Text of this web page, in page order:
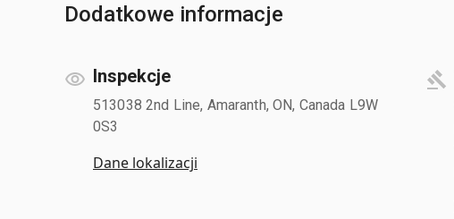
Dodatkowe informacje
Inspekcje
513038 2nd Line, Amaranth, ON, Canada L9W
0S3
Dane lokalizacji